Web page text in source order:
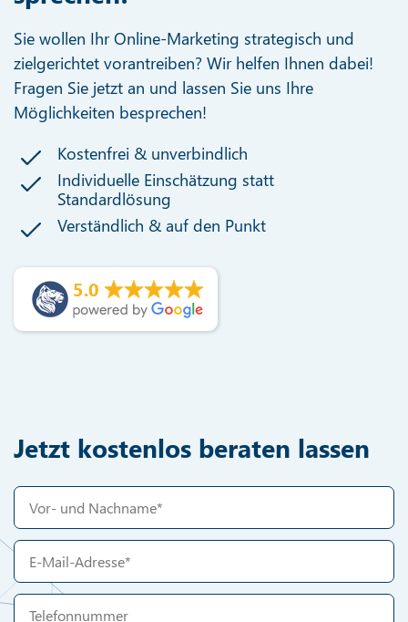
Sie wollen Ihr Online-Marketing strategisch und
zielgerichtet vorantreiben? Wir helfen Ihnen dabei!
Fragen Sie jetzt an und lassen Sie uns Ihre
Möglichkeiten besprechen!
Kostenfrei & unverbindlich
Individuelle Einschätzung statt
Standardlösung
Verständlich & auf den Punkt
5.0
Jetzt kostenlos beraten lassen